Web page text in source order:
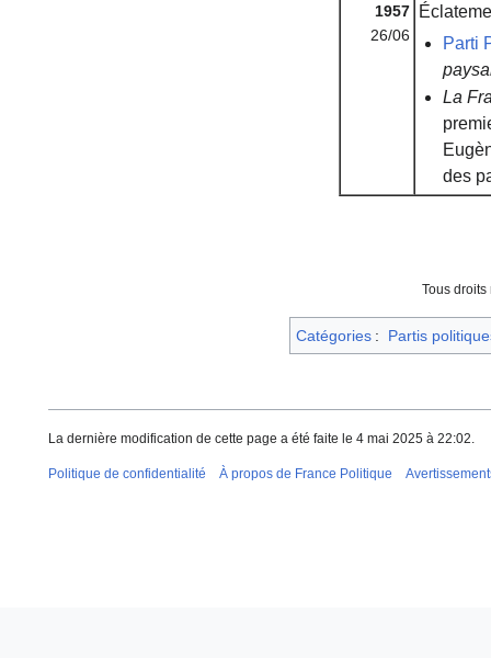
1957
26/06
Parti
La
des
Tous
Catégories : Partis
La dernière modification de cette page a été faite le 4 mai 2025 à 22:02.
Politique de confidentialité À propos de France Politique